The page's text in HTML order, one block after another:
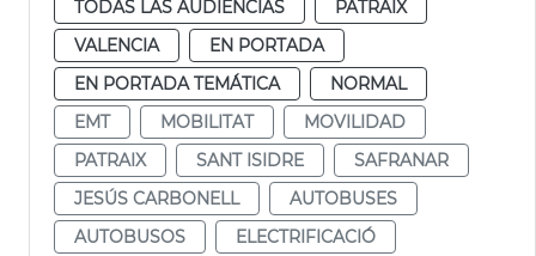
TODAS LAS AUDIENCIAS
PATRAIX
VALENCIA
EN PORTADA
EN PORTADA TEMÁTICA
NORMAL
EMT
MOBILITAT
MOVILIDAD
PATRAIX
SANT ISIDRE
SAFRANAR
JESÚS CARBONELL
AUTOBUSES
AUTOBUSOS
ELECTRIFICACIÓ